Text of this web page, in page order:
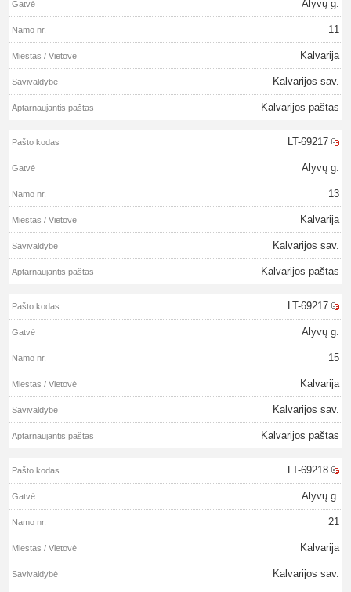
Alyvų g.
11
Kalvarija
Kalvarijos sav.
Kalvarijos paštas
LT-69217
Alyvų g.
13
Kalvarija
Kalvarijos sav.
Kalvarijos paštas
LT-69217
Alyvų g.
15
Kalvarija
Kalvarijos sav.
Kalvarijos paštas
LT-69218
Alyvų g.
21
Kalvarija
Kalvarijos sav.